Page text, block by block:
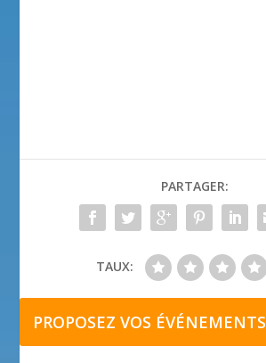
PARTAGER:
TAUX:
PROPOSEZ VOS ÉVÉNEMENTS